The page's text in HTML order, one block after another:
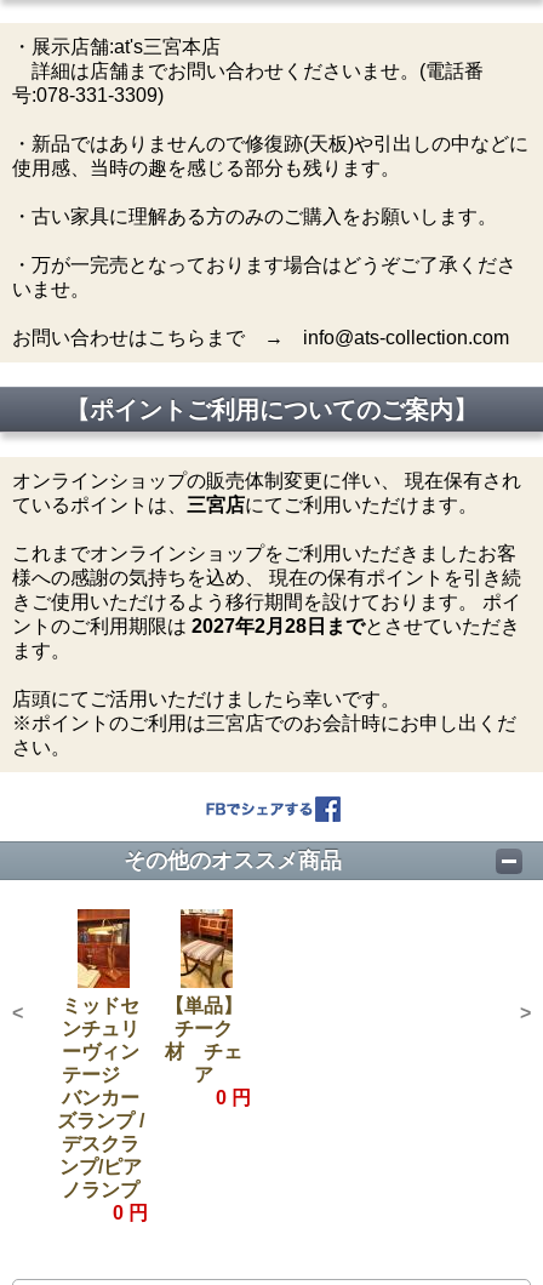
・展示店舗:at's三宮本店
詳細は店舗までお問い合わせくださいませ。(電話番
号:078-331-3309)
・新品ではありませんので修復跡(天板)や引出しの中などに
使用感、当時の趣を感じる部分も残ります。
・古い家具に理解ある方のみのご購入をお願いします。
・万が一完売となっております場合はどうぞご了承くださ
いませ。
お問い合わせはこちらまで → info@ats-collection.com
【ポイントご利用についてのご案内】
オンラインショップの販売体制変更に伴い、 現在保有され
ているポイントは、 三宮店にてご利用いただけます。
これまでオンラインショップをご利用いただきましたお客
様への感謝の気持ちを込め、 現在の保有ポイントを引き続
きご使用いただけるよう移行期間を設けております。 ポイ
ントのご利用期限は 2027年2月28日までとさせていただき
ます。
店頭にてご活用いただけましたら幸いです。
※ポイントのご利用は三宮店でのお会計時にお申し出くだ
さい。
その他のオススメ商品
ミッドセ
ンチュリ
ーヴィン
テージ
バンカー
ズランプ /
デスクラ
ンプ/ピア
ノランプ
0 円
【単品】
チーク
材 チェ
ア
0 円
< >